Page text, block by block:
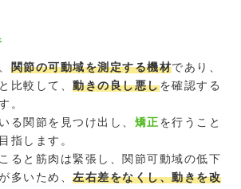
関節の可動域を測定する機材であり、
比較して、 動きの良し悪しを確認する
。
る関節を見つけ出し、 矯正を行うこと
指します。
ると筋肉は緊張し、関節可動域の低下
多いため、 左右差をなくし、動きを改